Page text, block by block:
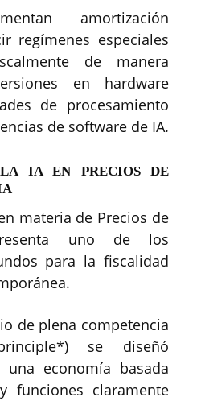
amortización
regímenes especiales
de manera
en hardware
de procesamiento
de software de IA.
IA EN PRECIOS DE
materia de Precios de
uno de los
para la fiscalidad
de plena competencia
se diseñó
economía basada
funciones claramente